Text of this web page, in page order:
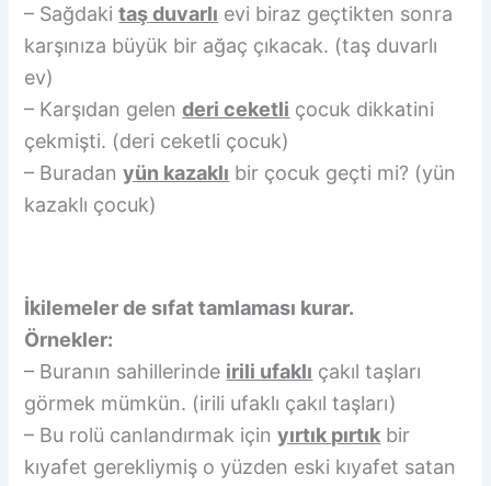
– Sağdakitaş duvarlı evi biraz geçtikten sonra
karşınıza büyük bir ağaç çıkacak. (taş duvarlı
ev)
– Karşıdan gelenderi ceketli çocuk dikkatini
çekmişti. (deri ceketli çocuk)
– Buradanyün kazaklı bir çocuk geçti mi? (yün
kazaklı çocuk)
İkilemeler de sıfat tamlaması kurar.
Örnekler:
– Buranın sahillerinde irili ufaklı çakıl taşları
görmek mümkün. (irili ufaklı çakıl taşları)
– Bu rolü canlandırmak içinyırtık pırtık bir
kıyafet gerekliymiş o yüzden eski kıyafet satan